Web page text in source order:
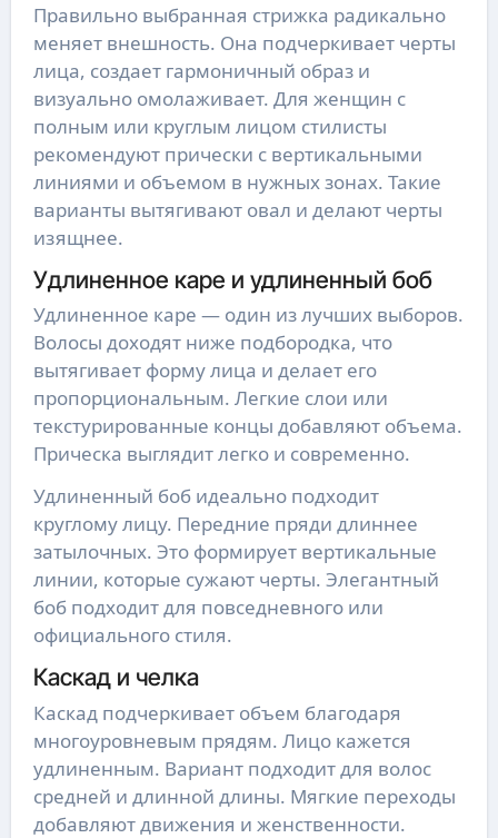
Правильно выбранная стрижка радикально
меняет внешность. Она подчеркивает черты
лица, создает гармоничный образ и
визуально омолаживает. Для женщин с
полным или круглым лицом стилисты
рекомендуют прически с вертикальными
линиями и объемом в нужных зонах. Такие
варианты вытягивают овал и делают черты
изящнее.
Удлиненное каре и удлиненный боб
Удлиненное каре — один из лучших выборов.
Волосы доходят ниже подбородка, что
вытягивает форму лица и делает его
пропорциональным. Легкие слои или
текстурированные концы добавляют объема.
Прическа выглядит легко и современно.
Удлиненный боб идеально подходит
круглому лицу. Передние пряди длиннее
затылочных. Это формирует вертикальные
линии, которые сужают черты. Элегантный
боб подходит для повседневного или
официального стиля.
Каскад и челка
Каскад подчеркивает объем благодаря
многоуровневым прядям. Лицо кажется
удлиненным. Вариант подходит для волос
средней и длинной длины. Мягкие переходы
добавляют движения и женственности.